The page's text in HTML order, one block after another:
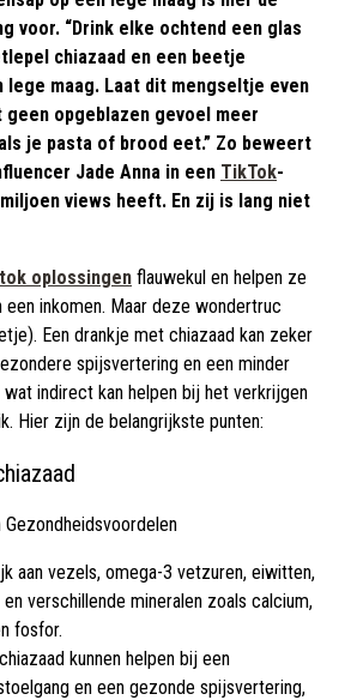
voor. “Drink elke ochtend een glas
chiazaad en een beetje
lege maag. Laat dit mengseltje even
opgeblazen gevoel meer
je pasta of brood eet.” Zo beweert
Jade Anna in een TikTok-
views heeft. En zij is lang niet
oplossingen flauwekul en helpen ze
een inkomen. Maar deze wondertruc
Een drankje met chiazaad kan zeker
spijsvertering en een minder
indirect kan helpen bij het verkrijgen
Hier zijn de belangrijkste punten:
aan vezels, omega-3 vetzuren, eiwitten,
verschillende mineralen zoals calcium,
fosfor.
kunnen helpen bij een
en een gezonde spijsvertering,